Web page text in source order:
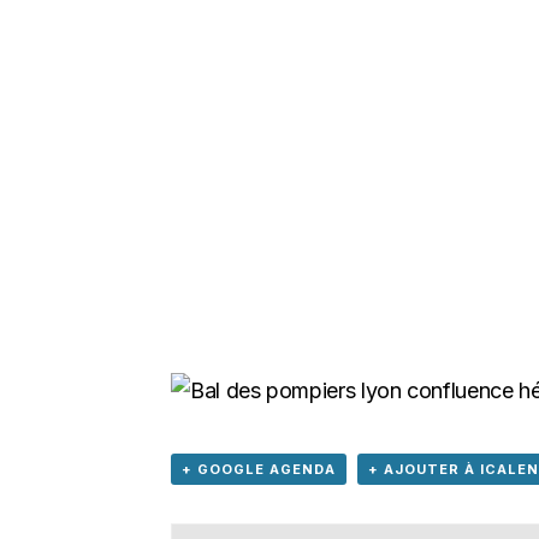
+ GOOGLE AGENDA + AJOUTER À